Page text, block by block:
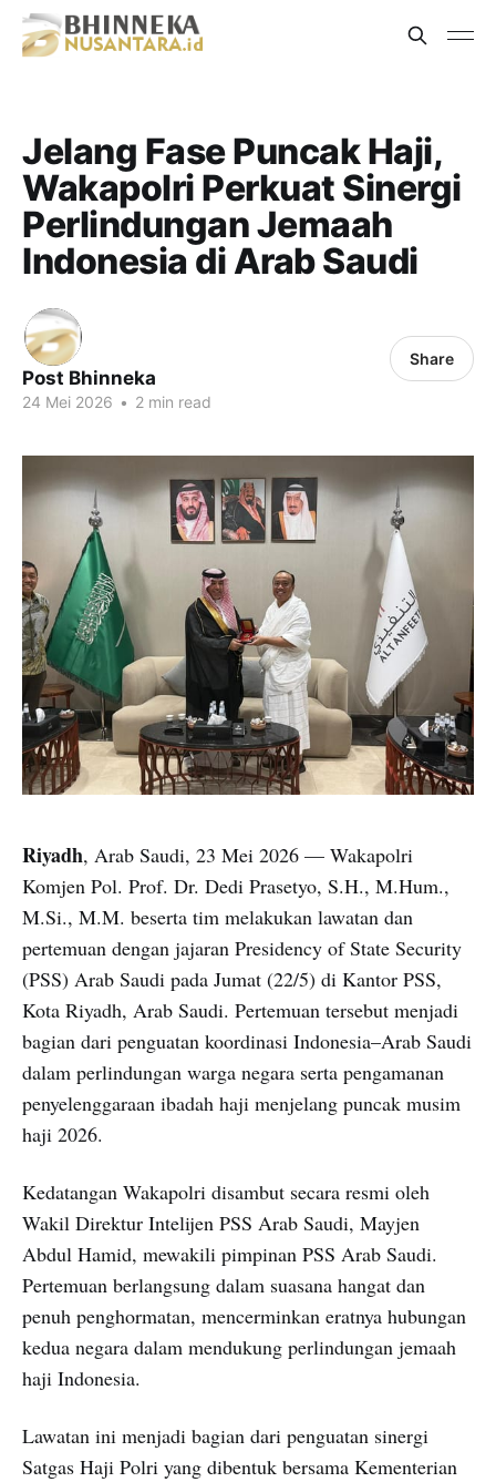
Jelang Fase Puncak Haji,
Wakapolri Perkuat Sinergi
Perlindungan Jemaah
Indonesia di Arab Saudi
Post Bhinneka
24 Mei 2026 • 2 min read
Share
Riyadh, Arab Saudi, 23 Mei 2026 — Wakapolri
Komjen Pol. Prof. Dr. Dedi Prasetyo, S.H., M.Hum.,
M.Si., M.M. beserta tim melakukan lawatan dan
pertemuan dengan jajaran Presidency of State Security
(PSS) Arab Saudi pada Jumat (22/5) di Kantor PSS,
Kota Riyadh, Arab Saudi. Pertemuan tersebut menjadi
bagian dari penguatan koordinasi Indonesia–Arab Saudi
dalam perlindungan warga negara serta pengamanan
penyelenggaraan ibadah haji menjelang puncak musim
haji 2026.
Kedatangan Wakapolri disambut secara resmi oleh
Wakil Direktur Intelijen PSS Arab Saudi, Mayjen
Abdul Hamid, mewakili pimpinan PSS Arab Saudi.
Pertemuan berlangsung dalam suasana hangat dan
penuh penghormatan, mencerminkan eratnya hubungan
kedua negara dalam mendukung perlindungan jemaah
haji Indonesia.
Lawatan ini menjadi bagian dari penguatan sinergi
Satgas Haji Polri yang dibentuk bersama Kementerian